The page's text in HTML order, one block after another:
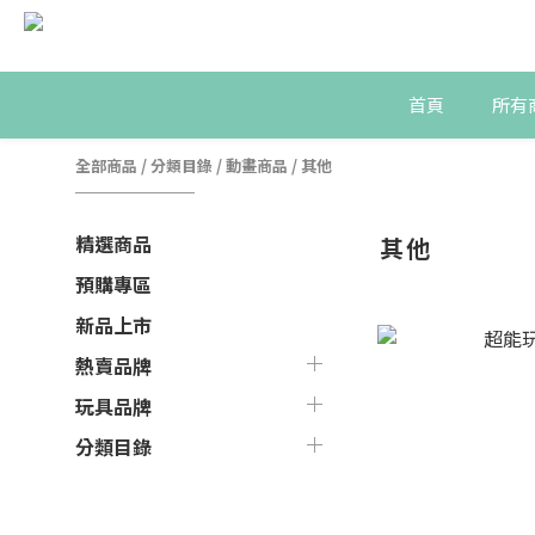
首頁 所有
全部商品 /分類目錄 /動畫商品 /其他
精選商品
預購專區
新品上市
熱賣品牌
玩具品牌
分類目錄
其他